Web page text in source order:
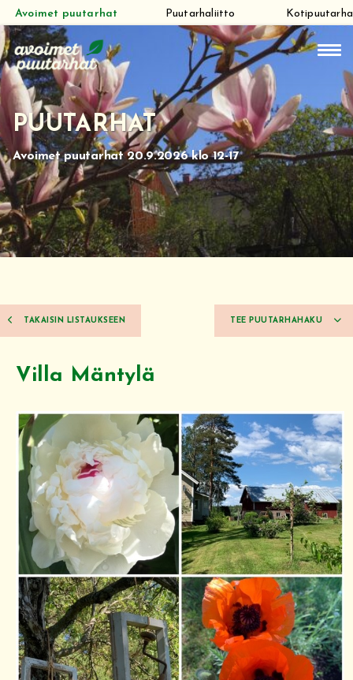
Siirry
suoraan
sisältöön
Avoimet puutarhat Puutarhaliitto Kotipuutarha
PUUTARHAT
Avoimet puutarhat 20.9.2026 klo 12-17
TAKAISIN LISTAUKSEEN TEE PUUTARHAHAKU
Villa Mäntylä